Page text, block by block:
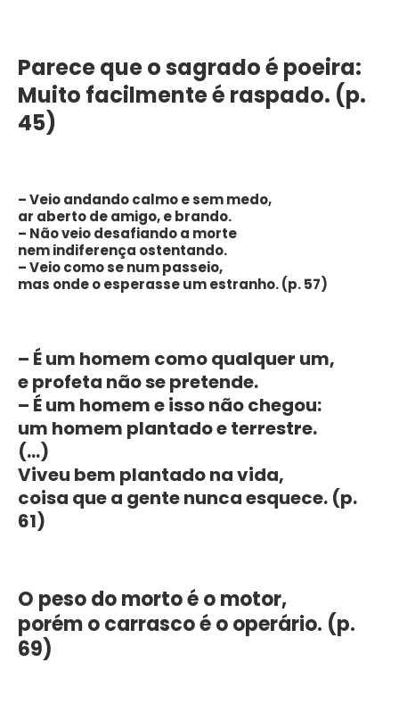
Parece que o sagrado é poeira:
Muito facilmente é raspado. (p.
45)
– Veio andando calmo e sem medo,
ar aberto de amigo, e brando.
– Não veio desafiando a morte
nem indiferença ostentando.
– Veio como se num passeio,
mas onde o esperasse um estranho. (p. 57)
– É um homem como qualquer um,
e profeta não se pretende.
– É um homem e isso não chegou:
um homem plantado e terrestre.
(…)
Viveu bem plantado na vida,
coisa que a gente nunca esquece. (p.
61)
O peso do morto é o motor,
porém o carrasco é o operário. (p.
69)